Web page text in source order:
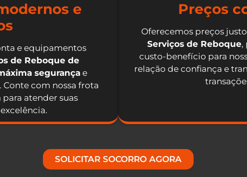
e
e equipamentos
de Reboque de
segurançae
Conte com nossa frota
atender suas
Preços
Oferecemos preços
Serviços de Reboque,
custo-benefício para
relação de confiança e
SOLICITAR SOCORRO AGORA